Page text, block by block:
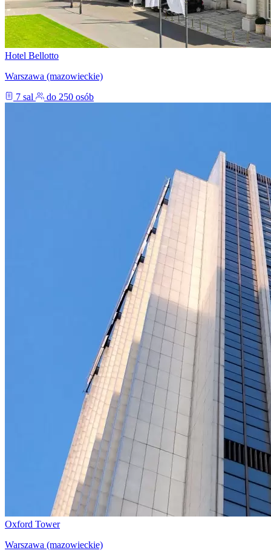
Hotel Bellotto
Warszawa (mazowieckie)
7 sal
do 250 osób
Oxford Tower
Warszawa (mazowieckie)